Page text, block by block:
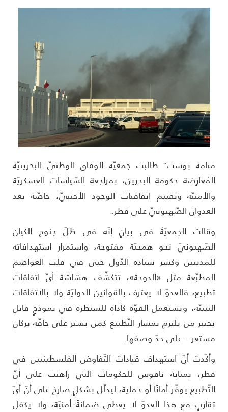
بوست: طالبت جمعيّة الوفاق الوطنيّ البحرينيّة
حكومة البحرين، بمراجعة السّياسات العسكريّة
وتقييم اتفاقيات الوجود الأجنبيّ، خاصّة بعد
الصّهيونيّ على قطر.
الجمعيّةُ في بيانٍ إنّه في ظلّ جنوح الكيان
نحو همجيّة مفتوحة، واستمرار استهدافاته
وكسر سيادة الدّول حتى في قلب العواصم
مثل «الدوحة»، تتكشّف هشاشة أيّ اتفاقات
فالعدوّ لا يعترف بالقوانين الدوليّة ولا بالاتفاقات
ويستعمل القوّة كأداةٍ للسيطرة في نموذجٍ قاتلٍ
من يلتزم بمسار التّطبيع كمن يسير على حافّة بركانٍ
– على حدّ وصفها.
أنّ استهداف قيادات التّفاوض الفلسطينيين في
بمثابة ناقوس للحكومات التي راهنت على أنّ
يوفّر أمانًا أو حماية، ليدلّل بشكلٍ صارخٍ على أنّ أيّ
مع هذا العدوّ لا يعطي ضمانةً أمنيّة، ولا يكفل